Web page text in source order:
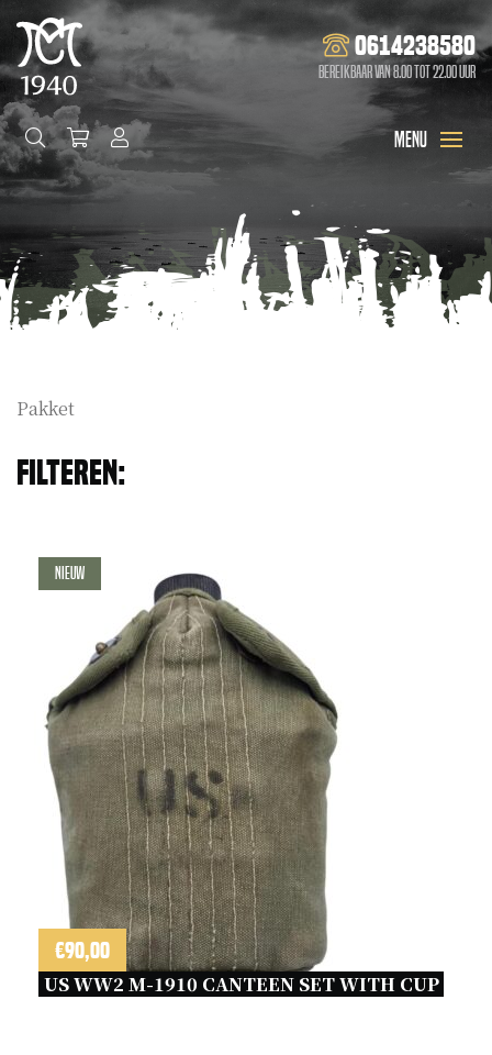
0614238580
Bereikbaar van 8.00 tot 22.00 uur
Pakket
Filteren:
Nieuw
€90,00
US WW2 M-1910 CANTEEN SET WITH CUP